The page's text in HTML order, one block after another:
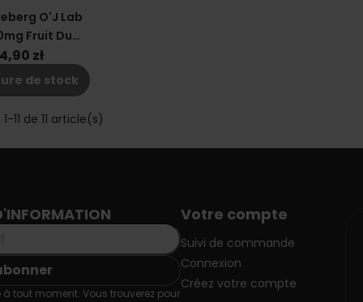
O'J Lab
Fruit Du
Grenade
zł
de stock
11 de 11 article(s)
tout moment. Vous trouverez pour
Votre compte
Suivi de commande
Connexion
Créez votre compte